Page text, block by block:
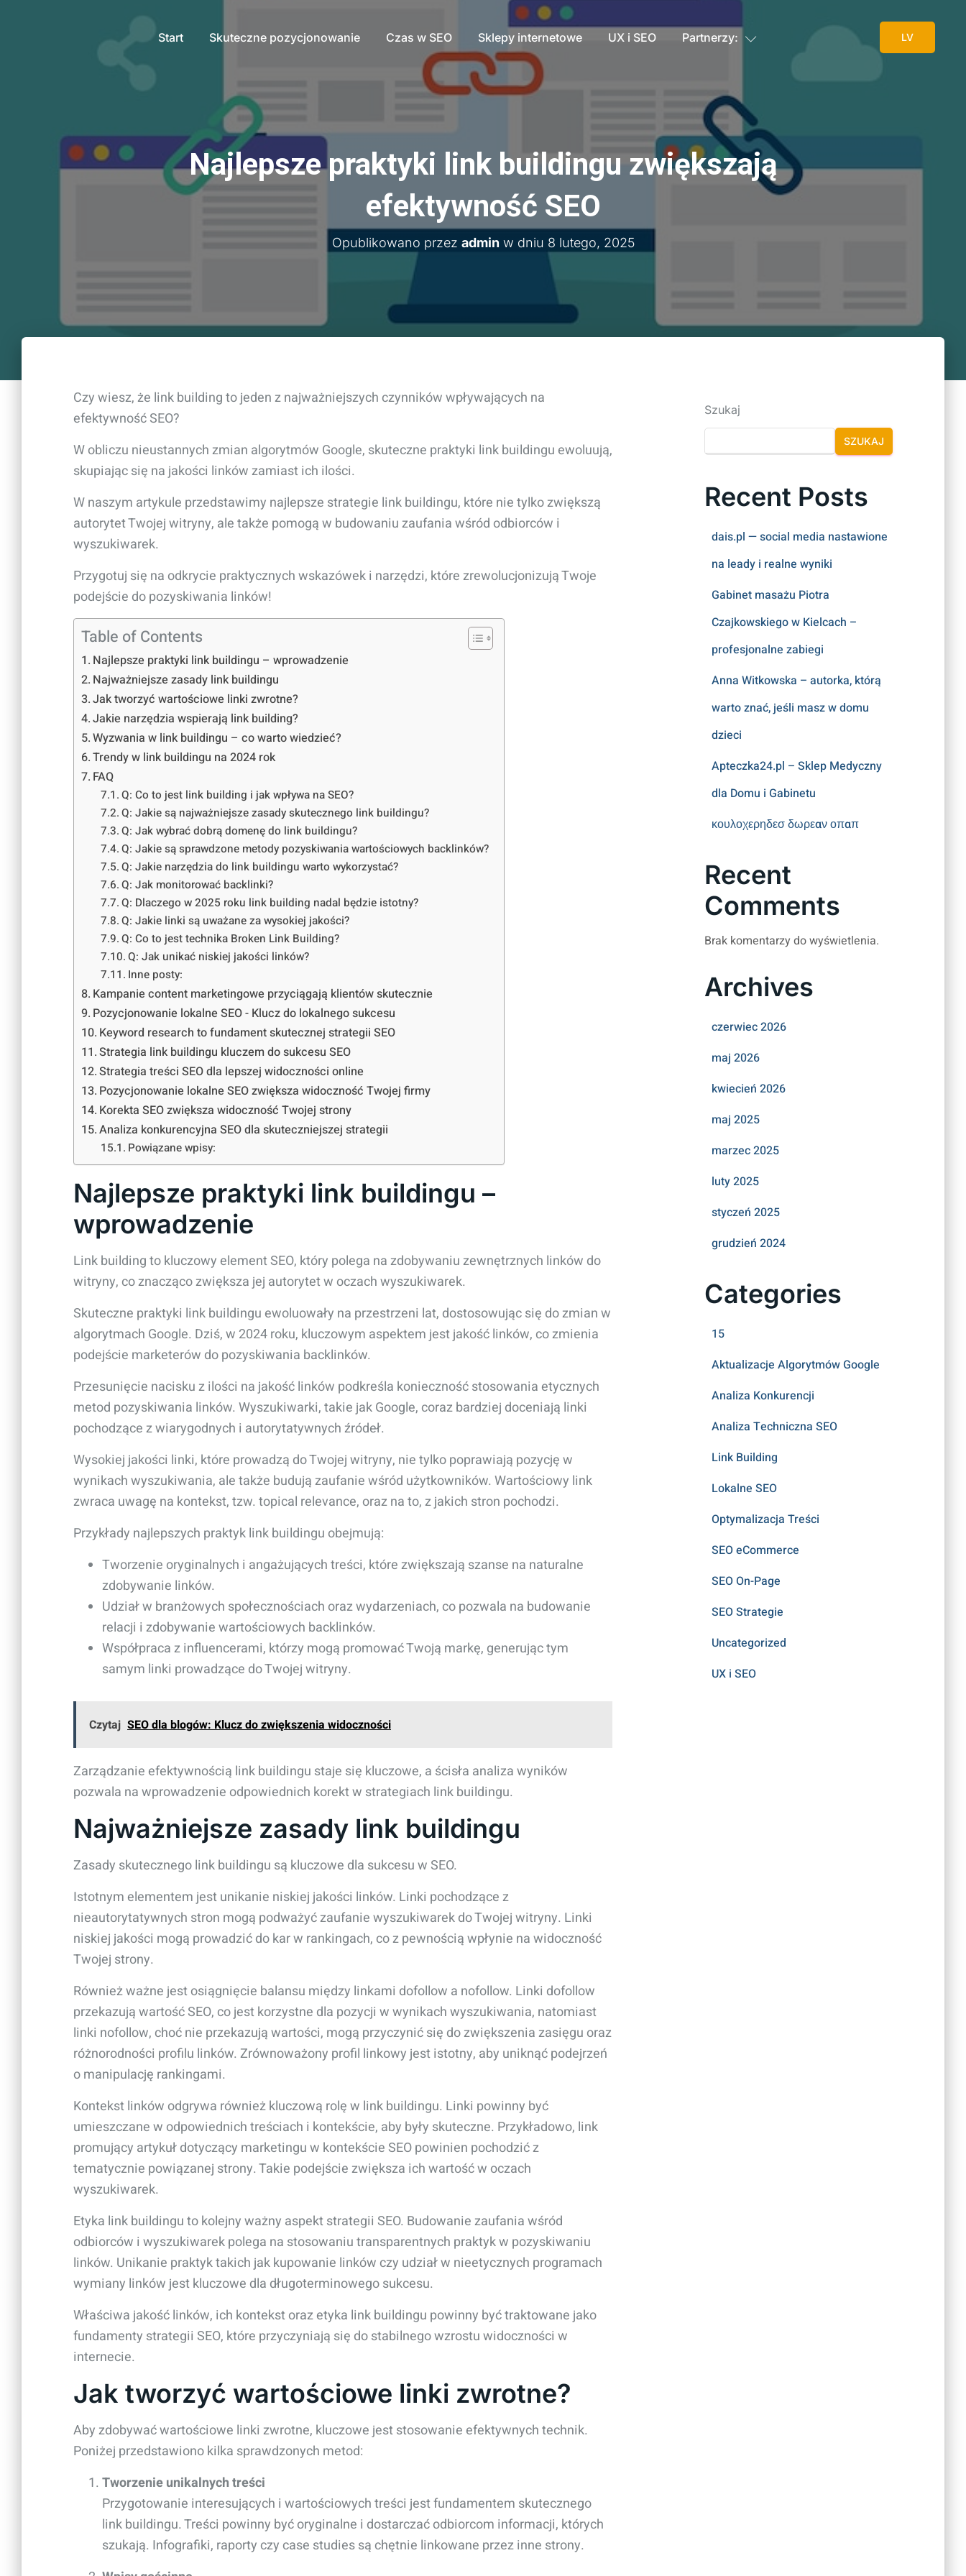
Start Skuteczne pozycjonowanie Czas w SEO Sklepy internetowe UX i SEO Partnerzy: LV
Najlepsze praktyki link buildingu zwiększają
efektywność SEO
Opublikowano przez admin w dniu 8 lutego, 2025
Czy wiesz, że link building to jeden z najważniejszych czynników wpływających na
efektywność SEO?
W obliczu nieustannych zmian algorytmów Google, skuteczne praktyki link buildingu ewoluują,
skupiając się na jakości linków zamiast ich ilości.
W naszym artykule przedstawimy najlepsze strategie link buildingu, które nie tylko zwiększą
autorytet Twojej witryny, ale także pomogą w budowaniu zaufania wśród odbiorców i
wyszukiwarek.
Przygotuj się na odkrycie praktycznych wskazówek i narzędzi, które zrewolucjonizują Twoje
podejście do pozyskiwania linków!
Table of Contents
Najlepsze praktyki link buildingu – wprowadzenie
Najważniejsze zasady link buildingu
Jak tworzyć wartościowe linki zwrotne?
Jakie narzędzia wspierają link building?
Wyzwania w link buildingu – co warto wiedzieć?
Trendy w link buildingu na 2024 rok
FAQ
Q: Co to jest link building i jak wpływa na SEO?
Q: Jakie są najważniejsze zasady skutecznego link buildingu?
Q: Jak wybrać dobrą domenę do link buildingu?
Q: Jakie są sprawdzone metody pozyskiwania wartościowych backlinków?
Q: Jakie narzędzia do link buildingu warto wykorzystać?
Q: Jak monitorować backlinki?
Q: Dlaczego w 2025 roku link building nadal będzie istotny?
Q: Jakie linki są uważane za wysokiej jakości?
Q: Co to jest technika Broken Link Building?
Q: Jak unikać niskiej jakości linków?
Inne posty:
Kampanie content marketingowe przyciągają klientów skutecznie
Pozycjonowanie lokalne SEO - Klucz do lokalnego sukcesu
Keyword research to fundament skutecznej strategii SEO
Strategia link buildingu kluczem do sukcesu SEO
Strategia treści SEO dla lepszej widoczności online
Pozycjonowanie lokalne SEO zwiększa widoczność Twojej firmy
Korekta SEO zwiększa widoczność Twojej strony
Analiza konkurencyjna SEO dla skuteczniejszej strategii
Powiązane wpisy:
Najlepsze praktyki link buildingu –
wprowadzenie
Link building to kluczowy element SEO, który polega na zdobywaniu zewnętrznych linków do
witryny, co znacząco zwiększa jej autorytet w oczach wyszukiwarek.
Skuteczne praktyki link buildingu ewoluowały na przestrzeni lat, dostosowując się do zmian w
algorytmach Google. Dziś, w 2024 roku, kluczowym aspektem jest jakość linków, co zmienia
podejście marketerów do pozyskiwania backlinków.
Przesunięcie nacisku z ilości na jakość linków podkreśla konieczność stosowania etycznych
metod pozyskiwania linków. Wyszukiwarki, takie jak Google, coraz bardziej doceniają linki
pochodzące z wiarygodnych i autorytatywnych źródeł.
Wysokiej jakości linki, które prowadzą do Twojej witryny, nie tylko poprawiają pozycję w
wynikach wyszukiwania, ale także budują zaufanie wśród użytkowników. Wartościowy link
zwraca uwagę na kontekst, tzw. topical relevance, oraz na to, z jakich stron pochodzi.
Przykłady najlepszych praktyk link buildingu obejmują:
Tworzenie oryginalnych i angażujących treści, które zwiększają szanse na naturalne
zdobywanie linków.
Udział w branżowych społecznościach oraz wydarzeniach, co pozwala na budowanie
relacji i zdobywanie wartościowych backlinków.
Współpraca z influencerami, którzy mogą promować Twoją markę, generując tym
samym linki prowadzące do Twojej witryny.
Czytaj SEO dla blogów: Klucz do zwiększenia widoczności
Zarządzanie efektywnością link buildingu staje się kluczowe, a ścisła analiza wyników
pozwala na wprowadzenie odpowiednich korekt w strategiach link buildingu.
Najważniejsze zasady link buildingu
Zasady skutecznego link buildingu są kluczowe dla sukcesu w SEO.
Istotnym elementem jest unikanie niskiej jakości linków. Linki pochodzące z
nieautorytatywnych stron mogą podważyć zaufanie wyszukiwarek do Twojej witryny. Linki
niskiej jakości mogą prowadzić do kar w rankingach, co z pewnością wpłynie na widoczność
Twojej strony.
Również ważne jest osiągnięcie balansu między linkami dofollow a nofollow. Linki dofollow
przekazują wartość SEO, co jest korzystne dla pozycji w wynikach wyszukiwania, natomiast
linki nofollow, choć nie przekazują wartości, mogą przyczynić się do zwiększenia zasięgu oraz
różnorodności profilu linków. Zrównoważony profil linkowy jest istotny, aby uniknąć podejrzeń
o manipulację rankingami.
Kontekst linków odgrywa również kluczową rolę w link buildingu. Linki powinny być
umieszczane w odpowiednich treściach i kontekście, aby były skuteczne. Przykładowo, link
promujący artykuł dotyczący marketingu w kontekście SEO powinien pochodzić z
tematycznie powiązanej strony. Takie podejście zwiększa ich wartość w oczach
wyszukiwarek.
Etyka link buildingu to kolejny ważny aspekt strategii SEO. Budowanie zaufania wśród
odbiorców i wyszukiwarek polega na stosowaniu transparentnych praktyk w pozyskiwaniu
linków. Unikanie praktyk takich jak kupowanie linków czy udział w nieetycznych programach
wymiany linków jest kluczowe dla długoterminowego sukcesu.
Właściwa jakość linków, ich kontekst oraz etyka link buildingu powinny być traktowane jako
fundamenty strategii SEO, które przyczyniają się do stabilnego wzrostu widoczności w
internecie.
Jak tworzyć wartościowe linki zwrotne?
Aby zdobywać wartościowe linki zwrotne, kluczowe jest stosowanie efektywnych technik.
Poniżej przedstawiono kilka sprawdzonych metod:
Tworzenie unikalnych treści
Przygotowanie interesujących i wartościowych treści jest fundamentem skutecznego
link buildingu. Treści powinny być oryginalne i dostarczać odbiorcom informacji, których
szukają. Infografiki, raporty czy case studies są chętnie linkowane przez inne strony.
Szukaj
SZUKAJ
Recent Posts
dais.pl — social media nastawione
na leady i realne wyniki
Gabinet masażu Piotra
Czajkowskiego w Kielcach –
profesjonalne zabiegi
Anna Witkowska – autorka, którą
warto znać, jeśli masz w domu
dzieci
Apteczka24.pl – Sklep Medyczny
dla Domu i Gabinetu
κουλοχερηδεσ δωρεαν οπαπ
Recent
Comments
Brak komentarzy do wyświetlenia.
Archives
czerwiec 2026
maj 2026
kwiecień 2026
maj 2025
marzec 2025
luty 2025
styczeń 2025
grudzień 2024
Categories
15
Aktualizacje Algorytmów Google
Analiza Konkurencji
Analiza Techniczna SEO
Link Building
Lokalne SEO
Optymalizacja Treści
SEO eCommerce
SEO On-Page
SEO Strategie
Uncategorized
UX i SEO